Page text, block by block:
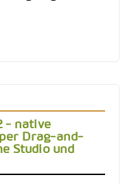
- native
Drag-and-
Studio und